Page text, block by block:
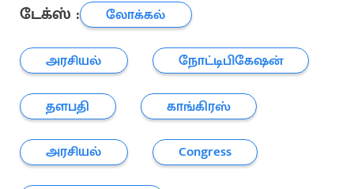
டேக்ஸ் :
லோக்கல்
அரசியல்
நோட்டிபிகேஷன்
தளபதி
காங்கிரஸ்
அரசியல்
Congress